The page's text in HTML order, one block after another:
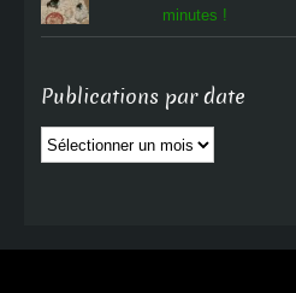
minutes !
Publications par date
Publications
par